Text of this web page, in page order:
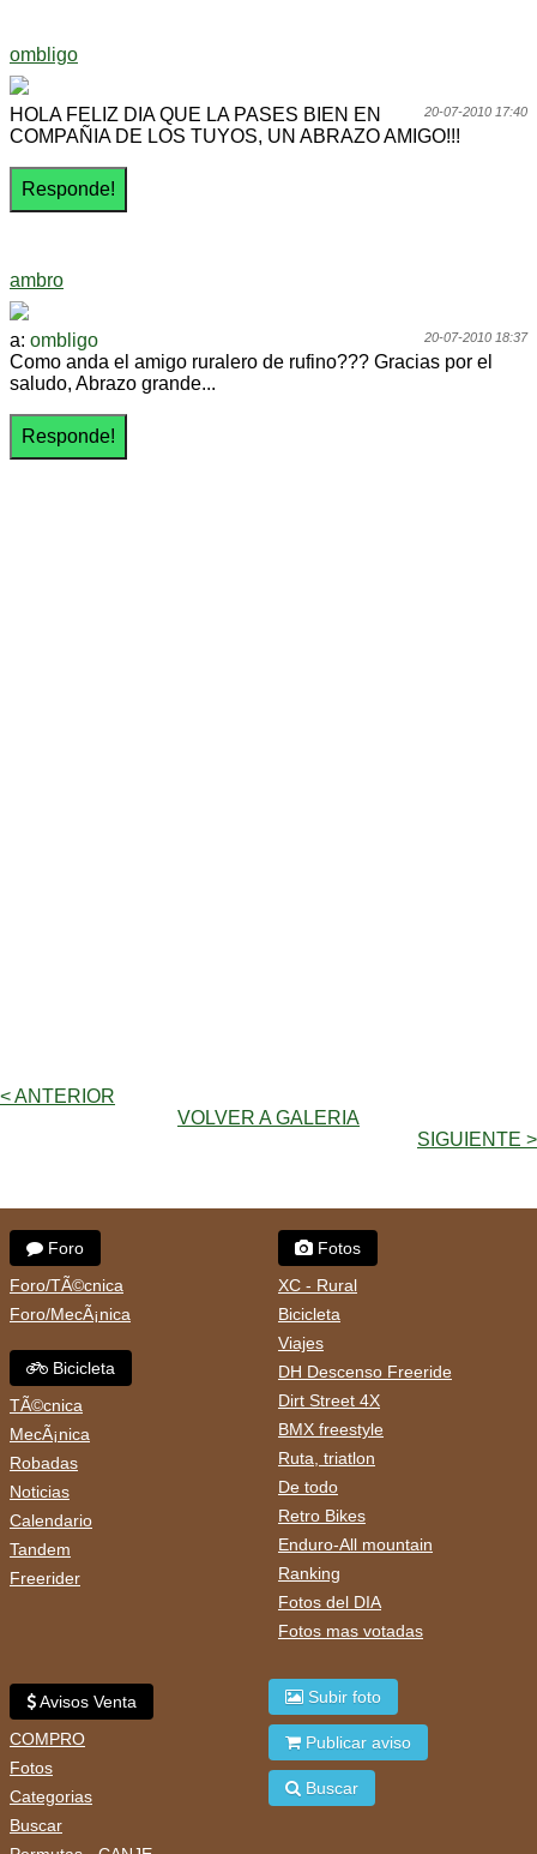
ombligo
20-07-2010 17:40
HOLA FELIZ DIA QUE LA PASES BIEN EN
COMPAÑIA DE LOS TUYOS, UN ABRAZO AMIGO!!!
ambro
20-07-2010 18:37
a: ombligo
Como anda el amigo ruralero de rufino??? Gracias por el
saludo, Abrazo grande...
< ANTERIOR
VOLVER A GALERIA
SIGUIENTE >
Foro
Foro/TÃ©cnica
Foro/MecÃ¡nica
Bicicleta
TÃ©cnica
MecÃ¡nica
Robadas
Noticias
Calendario
Tandem
Freerider
Fotos
XC - Rural
Bicicleta
Viajes
DH Descenso Freeride
Dirt Street 4X
BMX freestyle
Ruta, triatlon
De todo
Retro Bikes
Enduro-All mountain
Ranking
Fotos del DIA
Fotos mas votadas
Avisos Venta
COMPRO
Fotos
Categorias
Buscar
Subir foto
Publicar aviso
Buscar